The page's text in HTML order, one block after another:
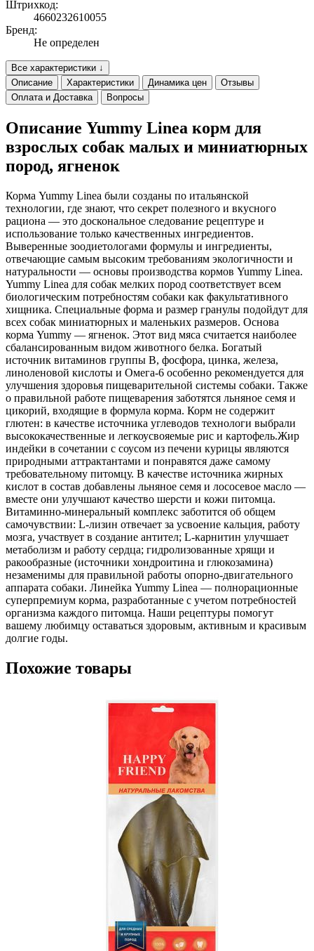
Штрихкод:
4660232610055
Бренд:
Не определен
Все характеристики ↓
Описание
Характеристики Динамика цен
Отзывы
Оплата и Доставка
Вопросы
Описание Yummy Linea корм для
взрослых собак малых и миниатюрных
пород, ягненок
Корма Yummy Linea были созданы по итальянской
технологии, где знают, что секрет полезного и вкусного
рациона — это доскональное следование рецептуре и
использование только качественных ингредиентов.
Выверенные зоодиетологами формулы и ингредиенты,
отвечающие самым высоким требованиям экологичности и
натуральности — основы производства кормов Yummy Linea.
Yummy Linea для собак мелких пород соответствует всем
биологическим потребностям собаки как факультативного
хищника. Специальные форма и размер гранулы подойдут для
всех собак миниатюрных и маленьких размеров. Основа
корма Yummy — ягненок. Этот вид мяса считается наиболее
сбалансированным видом животного белка. Богатый
источник витаминов группы B, фосфора, цинка, железа,
линоленовой кислоты и Омега-6 особенно рекомендуется для
улучшения здоровья пищеварительной системы собаки. Также
о правильной работе пищеварения заботятся льняное семя и
цикорий, входящие в формула корма. Корм не содержит
глютен: в качестве источника углеводов технологи выбрали
высококачественные и легкоусвояемые рис и картофель.Жир
индейки в сочетании с соусом из печени курицы являются
природными аттрактантами и понравятся даже самому
требовательному питомцу. В качестве источника жирных
кислот в состав добавлены льняное семя и лососевое масло —
вместе они улучшают качество шерсти и кожи питомца.
Витаминно-минеральный комплекс заботится об общем
самочувствии: L-лизин отвечает за усвоение кальция, работу
мозга, участвует в создание антител; L-карнитин улучшает
метаболизм и работу сердца; гидролизованные хрящи и
ракообразные (источники хондроитина и глюкозамина)
незаменимы для правильной работы опорно-двигательного
аппарата собаки. Линейка Yummy Linea — полнорационные
суперпремиум корма, разработанные с учетом потребностей
организма каждого питомца. Наши рецептуры помогут
вашему любимцу оставаться здоровым, активным и красивым
долгие годы.
Похожие товары